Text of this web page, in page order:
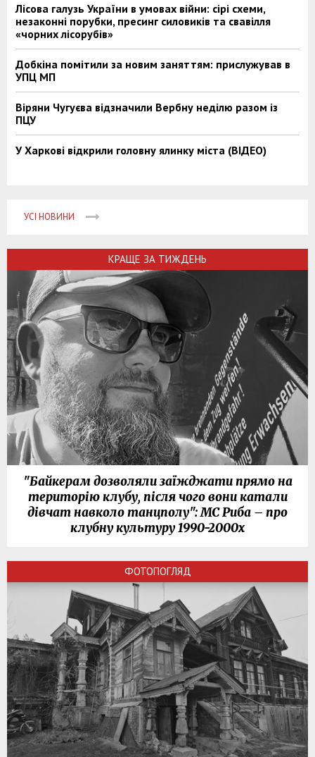
Лісова галузь України в умовах війни: сірі схеми,
незаконні порубки, пресинг силовиків та свавілля
«чорних лісорубів»
Добкіна помітили за новим заняттям: прислужував в
УПЦ МП
Віряни Чугуєва відзначили Вербну неділю разом із
ПЦУ
У Харкові відкрили головну ялинку міста (ВІДЕО)
УСІ НОВИНИ
КРАЩЕ ЗА ТИЖДЕНЬ
"Байкерам дозволяли заїжджати прямо на
територію клубу, після чого вони катали
дівчат навколо танцполу": МС Риба – про
клубну культуру 1990-2000х
ФОТОПОГЛЯД